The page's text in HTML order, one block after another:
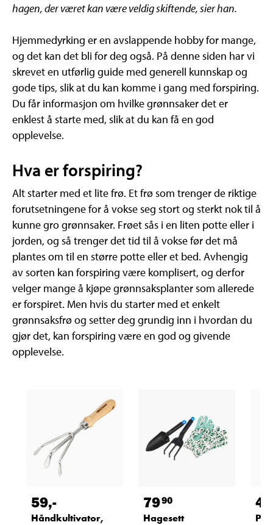
hagen, der været kan være veldig skiftende, sier han.
Hjemmedyrking er en avslappende hobby for mange,
og det kan det bli for deg også. På denne siden har vi
skrevet en utførlig guide med generell kunnskap og
gode tips, slik at du kan komme i gang med forspiring.
Du får informasjon om hvilke grønnsaker det er
enklest å starte med, slik at du kan få en god
opplevelse.
Hva er forspiring?
Alt starter med et lite frø. Et frø som trenger de riktige
forutsetningene for å vokse seg stort og sterkt nok til å
kunne gro grønnsaker. Frøet sås i en liten potte eller i
jorden, og så trenger det tid til å vokse før det må
plantes om til en større potte eller et bed. Avhengig
av sorten kan forspiring være komplisert, og derfor
velger mange å kjøpe grønnsaksplanter som allerede
er forspiret. Men hvis du starter med et enkelt
grønnsaksfrø og setter deg grundig inn i hvordan du
gjør det, kan forspiring være en god og givende
opplevelse.
59,-
Håndkultivator,
7990
Hagesett
42